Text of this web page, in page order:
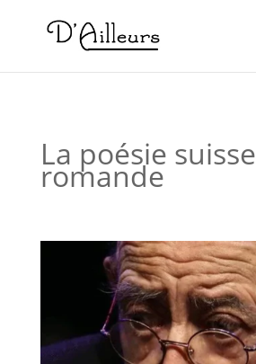
La poésie suisse
romande